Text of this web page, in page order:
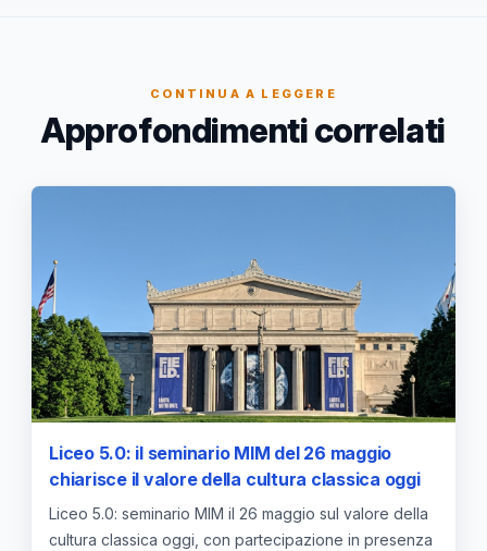
CONTINUA A LEGGERE
Approfondimenti correlati
Liceo 5.0: il seminario MIM del 26 maggio
chiarisce il valore della cultura classica oggi
Liceo 5.0: seminario MIM il 26 maggio sul valore della
cultura classica oggi, con partecipazione in presenza